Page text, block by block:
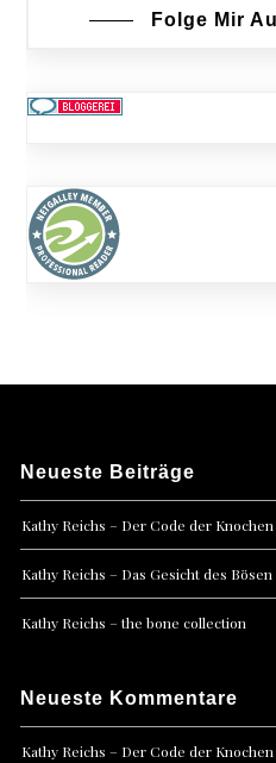
Folge Mir
Neueste Beiträge
Kathy Reichs – Der Code der Knochen
Kathy Reichs – Das Gesicht des Bösen
Kathy Reichs – the bone collection
Neueste Kommentare
Kathy Reichs – Der Code der